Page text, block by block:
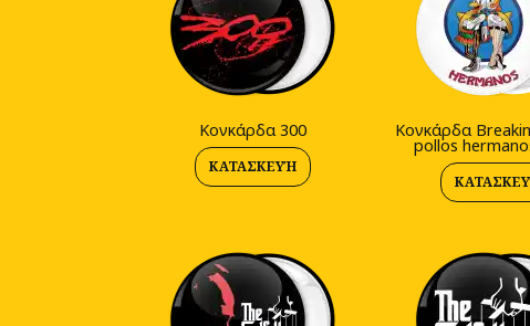
Κονκάρδα 300
ΚΑΤΑΣΚΕΥΉ
Κονκάρδα
pollos